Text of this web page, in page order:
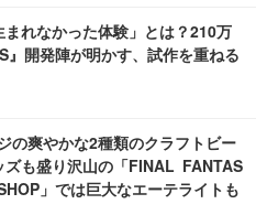
まれなかった体験」とは？210万
』開発陣が明かす、試作を重ねる
の爽やかな2種類のクラフトビー
ズも盛り沢山の「FINAL FANTAS
」では巨大なエーテライトも